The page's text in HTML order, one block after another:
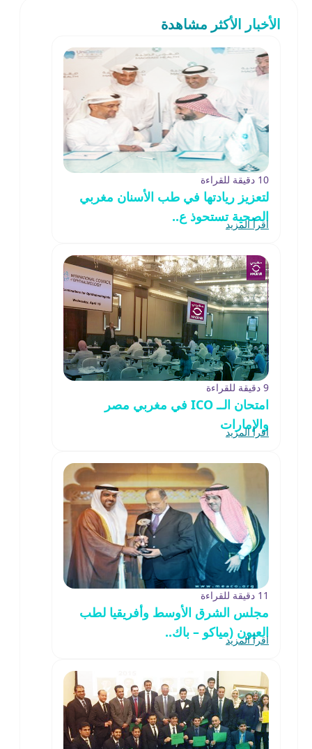
الأخبار الأكثر مشاهدة
10 دقيقة للقراءة
لتعزيز ريادتها في طب الأسنان مغربي
الصحية تستحوذ ع..
اقرأ المزيد
9 دقيقة للقراءة
امتحان الــ ICO في مغربي مصر
والإمارات
اقرأ المزيد
11 دقيقة للقراءة
مجلس الشرق الأوسط وأفريقيا لطب
العيون (مياكو – باك..
اقرأ المزيد